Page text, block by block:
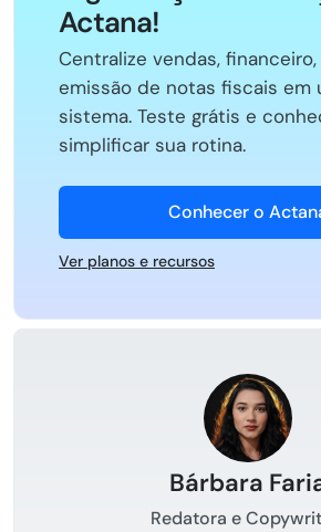
Actana!
Centralize vendas,
emissão de notas fiscais em
sistema. Teste grátis e
simplificar sua rotina.
Conhecer o
Ver planos e recursos
Bárbara
Redatora e